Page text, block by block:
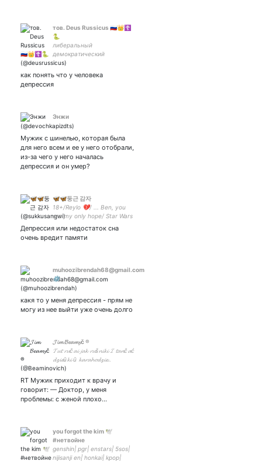
тов. Deus Russicus 🇷🇺👑☦️
🐍
либеральный
демократический
культурный империализм
как понять что у человека
депрессия
Энжи
Мужик с шинелью, которая была
для него всем и ее у него отобрали,
из-за чего у него началась
депрессия и он умер?
🦋🦋둥근 감자
18+/Reylo 💔/ ... Ben, you
are my only hope/ Star Wars
Депрессия или недостаток сна
очень вредит памяти
muhoozibrendah68@gmail.com
⚙️
какя то у меня депрессия - прям не
могу из нее выйти уже очень долго
𝓙𝓲𝓶 𝓑𝓮𝓪𝓶𝔂č ®
𝓣𝓾𝓽 𝓻𝓾č𝓪𝓲 𝓳𝓪𝓴 𝓻𝓾š𝓷𝓲𝓴𝓲 𝓘 𝓽𝓪𝓷č𝓪ć
𝓭𝔃𝓲𝓮ŭ𝓴𝓲 ŭ 𝓴𝓪𝓻𝓪𝓱𝓸𝓭𝔃𝓲𝓮..
RT Мужик приходит к врачу и
говорит: — Доктор, у меня
проблемы: с женой плохо…
you forgot the kim 🕊
#нетвойне
genshin| pgr| enstars| 5sos|
nijisanji en| honkai| kpop|